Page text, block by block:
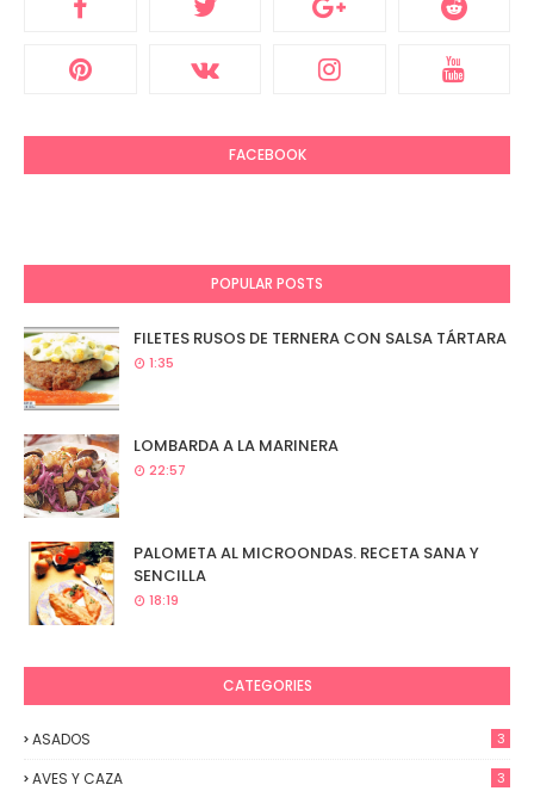
FACEBOOK
POPULAR POSTS
FILETES RUSOS DE TERNERA CON SALSA TÁRTARA
1:35
LOMBARDA A LA MARINERA
22:57
PALOMETA AL MICROONDAS. RECETA SANA Y
SENCILLA
18:19
CATEGORIES
ASADOS 3
AVES Y CAZA 3